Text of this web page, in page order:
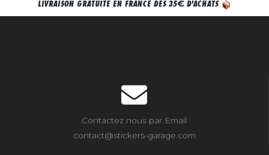
LIVRAISON GRATUITE EN FRANCE DÈS 35€ D'ACHATS
Contactez nous par Email
contact@stickers-garage.com